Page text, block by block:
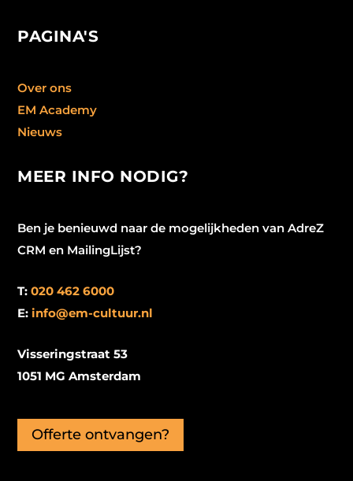
PAGINA'S
Over ons
EM Academy
Nieuws
MEER INFO NODIG?
Ben je benieuwd naar de mogelijkheden van AdreZ
CRM en MailingLijst?
T:020 462 6000
E:info@em-cultuur.nl
Visseringstraat 53
1051 MG Amsterdam
Offerte ontvangen?